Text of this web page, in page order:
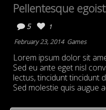
Pellentesque
5
1
February 23, 2014 Games
Lorem ipsum dolor sit
Sed eu ante eget nisl
lectus, tincidunt tincidunt
Sed molestie quis augue